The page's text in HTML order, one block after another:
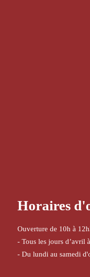
Horaires
Ouverture de 10h à
- Tous les jours d’avril
- Du lundi au samedi